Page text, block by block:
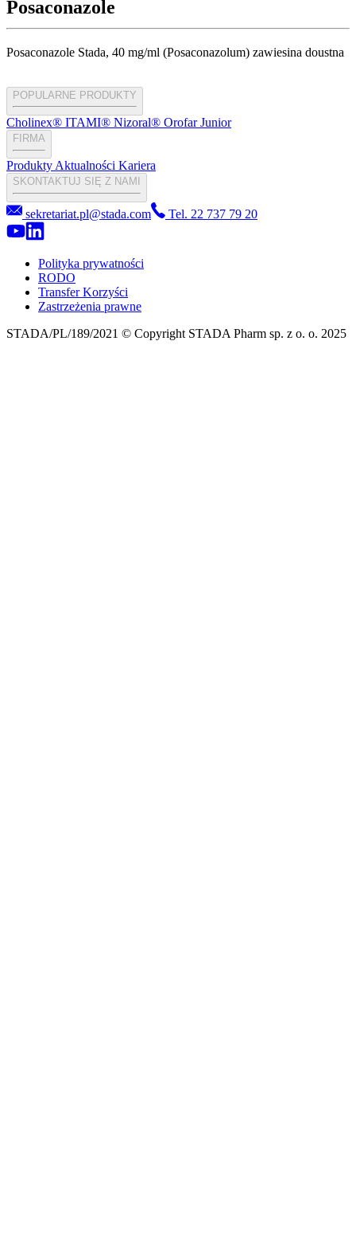
Posaconazole
Posaconazole Stada, 40 mg/ml (Posaconazolum) zawiesina doustna
POPULARNE PRODUKTY
Cholinex® ITAMI® Nizoral® Orofar Junior
FIRMA
Produkty Aktualności Kariera
SKONTAKTUJ SIĘ Z NAMI
sekretariat.pl@stada.com Tel. 22 737 79 20
Polityka prywatności
RODO
Transfer Korzyści
Zastrzeżenia prawne
STADA/PL/189/2021 © Copyright STADA Pharm sp. z o. o. 2025